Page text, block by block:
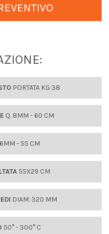
PORTATA KG 38
Q. 8MM - 60 CM
- 55 CM
55X29 CM
DIAM. 320 MM
50° - 300° C